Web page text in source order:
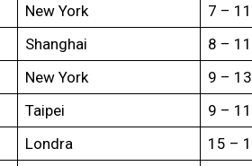
New York
7 –
Shanghai
8 –
New York
9 –
Taipei
9 –
Londra
15 –